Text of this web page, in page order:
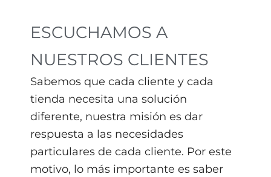
ESCUCHAMOS A
NUESTROS CLIENTES
Sabemos que cada cliente y cada
tienda necesita una solución
diferente, nuestra misión es dar
respuesta a las necesidades
particulares de cada cliente. Por este
motivo, lo más importante es saber